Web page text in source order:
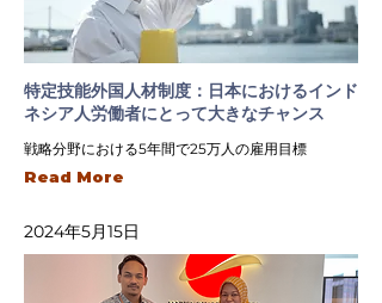
特定技能外国人材制度：日本におけるインド
ネシア人労働者にとって大きなチャンス
戦略分野における5年間で25万人の雇用目標
Read More
2024年5月15日